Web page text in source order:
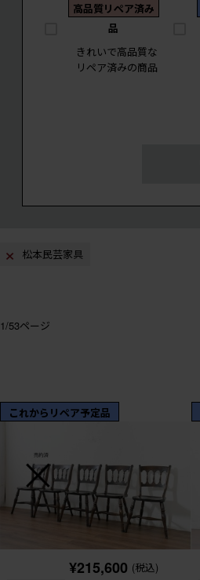
高品質リペア済み
品
きれいで高品質な
リペア済みの商品
松本民芸家具
1/53ページ
これからリペア予定品
¥215,600 (税込)